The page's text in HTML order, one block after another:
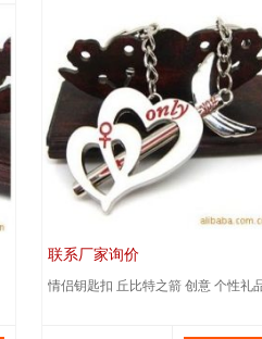
联系厂家询价
情侣钥匙扣 丘比特之箭 创意 个性礼